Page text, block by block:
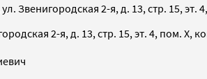
Звенигородская 2-я, д. 13, стр. 15, эт.
2-я, д. 13, стр. 15, эт. 4, пом. X,